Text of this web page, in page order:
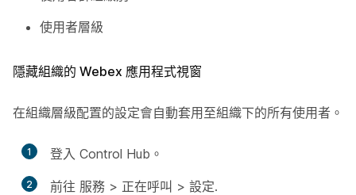
使用者層級
隱藏組織的 Webex 應用程式視窗
在組織層級配置的設定會自動套用至組織下的所有使用者。
1 登入 Control Hub。
2 前往 服務 > 正在呼叫 > 設定.